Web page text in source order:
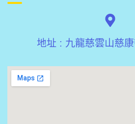
地址 : 九龍慈雲山慈